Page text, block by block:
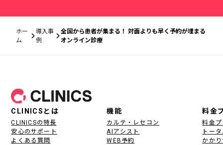
ホー
ム
導入事
例
全国から患者が集まる！ 対面よりも早く予約が埋まる
オンライン診療
フッター
CLINICSとは
CLINICSの特長
安心のサポート
よくある質問
機能
カルテ・レセコン
AIアシスト
WEB予約
料金
料金
トー
かか